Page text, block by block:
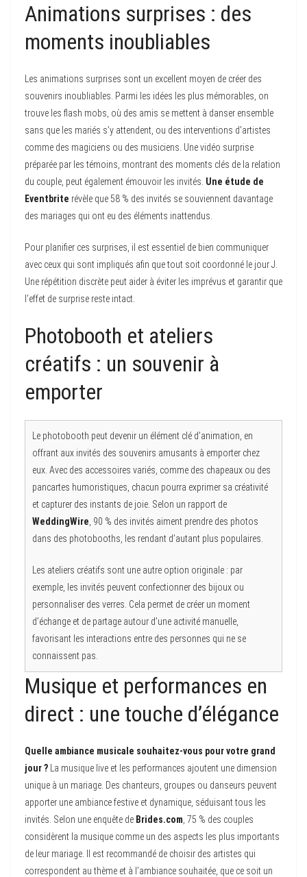
Animations surprises : des
moments inoubliables
Les animations surprises sont un excellent moyen de créer des
souvenirs inoubliables. Parmi les idées les plus mémorables, on
trouve les flash mobs, où des amis se mettent à danser ensemble
sans que les mariés s’y attendent, ou des interventions d’artistes
comme des magiciens ou des musiciens. Une vidéo surprise
préparée par les témoins, montrant des moments clés de la relation
du couple, peut également émouvoir les invités. Une étude de
Eventbrite révèle que 58 % des invités se souviennent davantage
des mariages qui ont eu des éléments inattendus.
Pour planifier ces surprises, il est essentiel de bien communiquer
avec ceux qui sont impliqués afin que tout soit coordonné le jour J.
Une répétition discrète peut aider à éviter les imprévus et garantir que
l’effet de surprise reste intact.
Photobooth et ateliers
créatifs : un souvenir à
emporter
Le photobooth peut devenir un élément clé d’animation, en
offrant aux invités des souvenirs amusants à emporter chez
eux. Avec des accessoires variés, comme des chapeaux ou des
pancartes humoristiques, chacun pourra exprimer sa créativité
et capturer des instants de joie. Selon un rapport de
WeddingWire , 90 % des invités aiment prendre des photos
dans des photobooths, les rendant d’autant plus populaires.
Les ateliers créatifs sont une autre option originale : par
exemple, les invités peuvent confectionner des bijoux ou
personnaliser des verres. Cela permet de créer un moment
d’échange et de partage autour d’une activité manuelle,
favorisant les interactions entre des personnes qui ne se
connaissent pas.
Musique et performances en
direct : une touche d’élégance
Quelle ambiance musicale souhaitez-vous pour votre grand
jour ? La musique live et les performances ajoutent une dimension
unique à un mariage. Des chanteurs, groupes ou danseurs peuvent
apporter une ambiance festive et dynamique, séduisant tous les
invités. Selon une enquête de Brides.com , 75 % des couples
considèrent la musique comme un des aspects les plus importants
de leur mariage. Il est recommandé de choisir des artistes qui
correspondent au thème et à l’ambiance souhaitée, que ce soit un